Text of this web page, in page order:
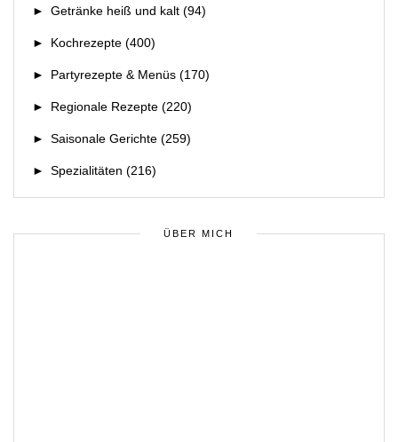
► Getränke heiß und kalt (94)
► Kochrezepte (400)
► Partyrezepte & Menüs (170)
► Regionale Rezepte (220)
► Saisonale Gerichte (259)
► Spezialitäten (216)
ÜBER MICH